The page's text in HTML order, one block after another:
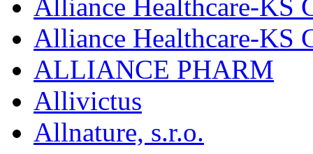
Alliance Healthcare-KS
Alliance Healthcare-KS
ALLIANCE PHARM
Allivictus
Allnature, s.r.o.